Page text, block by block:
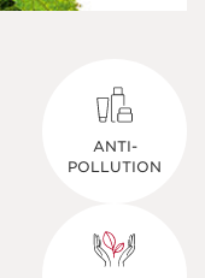
ANTI-
POLLUTION